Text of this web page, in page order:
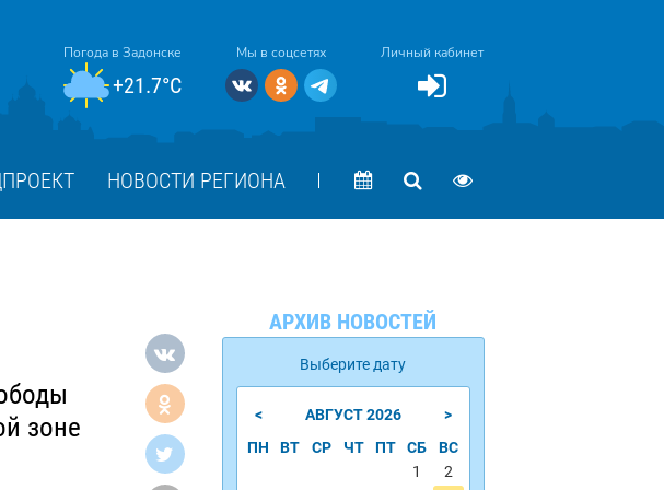
Погода в Задонске
+21.7°C
Мы в соцсетях Личный кабинет
НОВОСТИ РЕГИОНА
зоне
АРХИВ НОВОСТЕЙ
Выберите дату
< АВГУСТ2026
>
ПН
ВТ СР ЧТ ПТ СБ
ВС
1
2